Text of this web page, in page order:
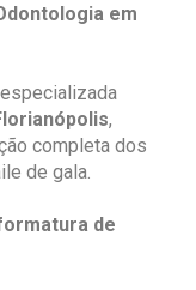
em
,
completa dos
de gala.
de